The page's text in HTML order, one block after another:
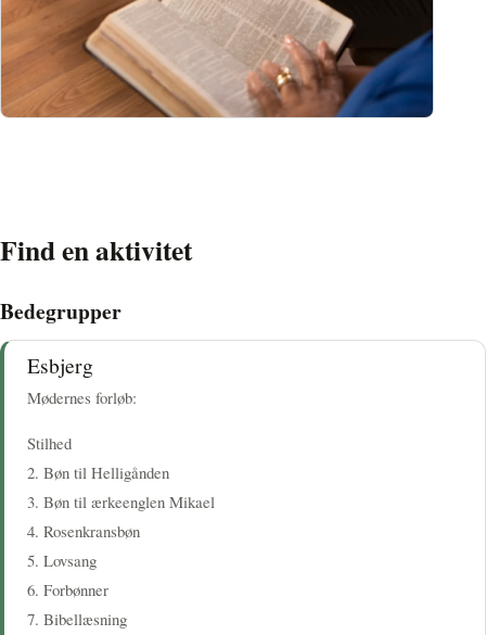
Find en aktivitet
Bedegrupper
Esbjerg
Mødernes forløb:
Stilhed
2. Bøn til Helligånden
3. Bøn til ærkeenglen Mikael
4. Rosenkransbøn
5. Lovsang
6. Forbønner
7. Bibellæsning